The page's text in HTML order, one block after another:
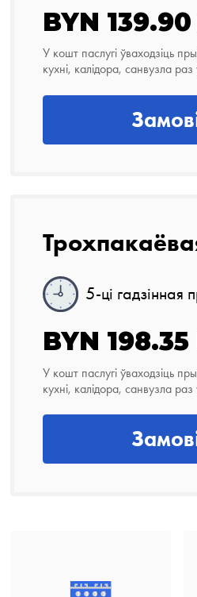
BYN
У кошт паслугі ўваходзіць
кухні, калідора, санвузла
5-ці гадзінная
BYN 198.35
У кошт паслугі ўваходзіць
кухні, калідора, санвузла